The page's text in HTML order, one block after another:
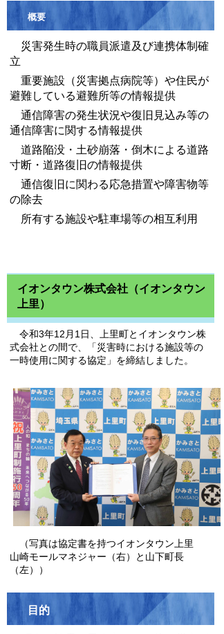
概要
災害発生時の職員派遣及び連携体制確
立
重要施設（災害拠点病院等）や住民が
避難している避難所等の情報提供
通信障害の発生状況や復旧見込み等の
通信障害に関する情報提供
道路陥没・土砂崩落・倒木による道路
寸断・道路復旧の情報提供
通信復旧に関わる応急措置や障害物等
の除去
所有する施設や駐車場等の相互利用
イオンタウン株式会社（イオンタウン
上里）
令和3年12月1日、上里町とイオンタウン株
式会社との間で、「災害時における施設等の
一時使用に関する協定」を締結しました。
（写真は協定書を持つイオンタウン上里
山崎モールマネジャー（右）と山下町長
（左））
目的